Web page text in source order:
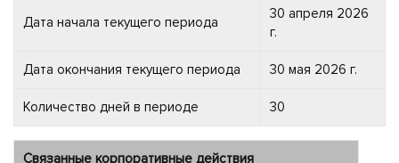
Дата начала текущего периода
30 апреля 2026
г.
Дата окончания текущего периода 30 мая 2026 г.
Количество дней в периоде 30
Связанные корпоративные действия